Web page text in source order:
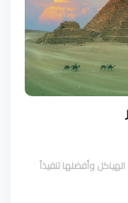
وأفضلها تنفيذاً